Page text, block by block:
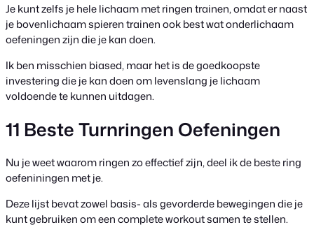
Je kunt zelfs je hele lichaam met ringen trainen, omdat er naast
je bovenlichaam spieren trainen ook best wat onderlichaam
oefeningen zijn die je kan doen.
Ik ben misschien biased, maar het is de goedkoopste
investering die je kan doen om levenslang je lichaam
voldoende te kunnen uitdagen.
11 Beste Turnringen Oefeningen
Nu je weet waarom ringen zo effectief zijn, deel ik de beste ring
oefeniningen met je.
Deze lijst bevat zowel basis- als gevorderde bewegingen die je
kunt gebruiken om een complete workout samen te stellen.